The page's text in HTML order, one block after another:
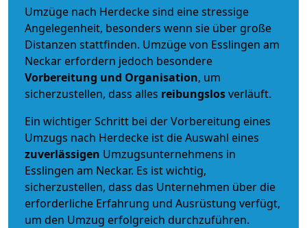
Umzüge nach Herdecke sind eine stressige
Angelegenheit, besonders wenn sie über große
Distanzen stattfinden. Umzüge von Esslingen am
Neckar erfordern jedoch besondere
Vorbereitung und Organisation, um
sicherzustellen, dass alles reibungslosverläuft.
Ein wichtiger Schritt bei der Vorbereitung eines
Umzugs nach Herdecke ist die Auswahl eines
zuverlässigen Umzugsunternehmens in
Esslingen am Neckar. Es ist wichtig,
sicherzustellen, dass das Unternehmen über die
erforderliche Erfahrung und Ausrüstung verfügt,
um den Umzug erfolgreich durchzuführen.